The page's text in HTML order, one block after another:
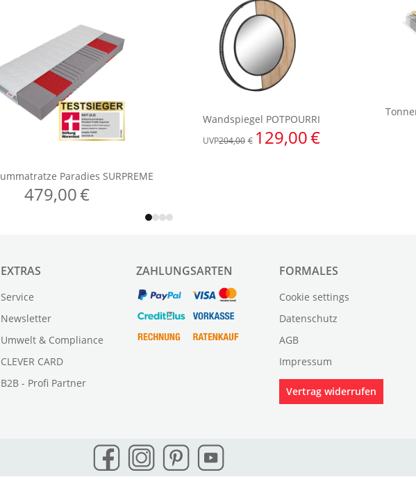
EXTRAS
Service
Newsletter
Umwelt & Compliance
CLEVER CARD
B2B - Profi Partner
ZAHLUNGSARTEN FORMALES
Cookie settings
Datenschutz
AGB
Impressum
Vertrag widerrufen